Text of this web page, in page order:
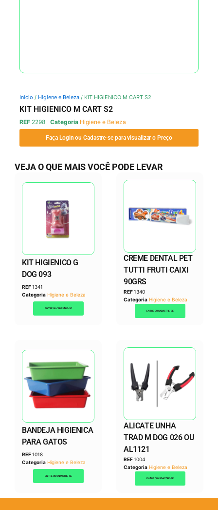
Início / Higiene e Beleza / KIT HIGIENICO M CART S2
KIT HIGIENICO M CART S2
REF 2298 Categoria Higiene e Beleza
Faça Login ou Cadastre-se para visualizar o Preço
VEJA O QUE MAIS VOCÊ PODE LEVAR
KIT HIGIENICO G
DOG 093
REF1341
Categoria Higiene e Beleza
ENTRE OU CADASTRE-SE
CREME DENTAL PET
TUTTI FRUTI CAIXI
90GRS
REF1340
Categoria Higiene e Beleza
ENTRE OU CADASTRE-SE
BANDEJA HIGIENICA
PARA GATOS
REF1018
Categoria Higiene e Beleza
ENTRE OU CADASTRE-SE
ALICATE UNHA
TRAD M DOG 026 OU
AL1121
REF1004
Categoria Higiene e Beleza
ENTRE OU CADASTRE-SE